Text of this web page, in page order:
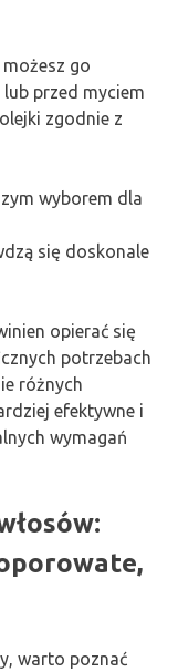
go
przed myciem
zgodnie z
wyborem dla
się doskonale
opierać się
potrzebach
różnych
efektywne i
wymagań
warto poznać